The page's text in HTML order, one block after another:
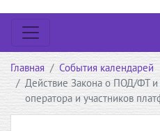
Главная
События календарей
Действие Закона о ПОД/ФТ
оператора и участников